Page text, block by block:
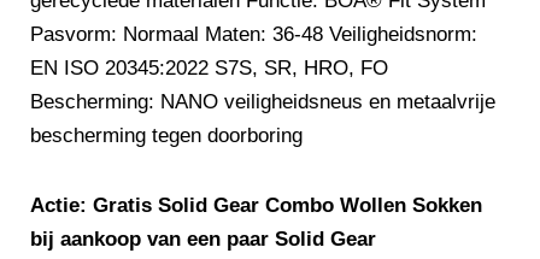
Pasvorm: Normaal Maten: 36-48 Veiligheidsnorm:
EN ISO 20345:2022 S7S, SR, HRO, FO
Bescherming: NANO veiligheidsneus en metaalvrije
bescherming tegen doorboring
Actie: Gratis Solid Gear Combo Wollen Sokken
bij aankoop van een paar Solid Gear